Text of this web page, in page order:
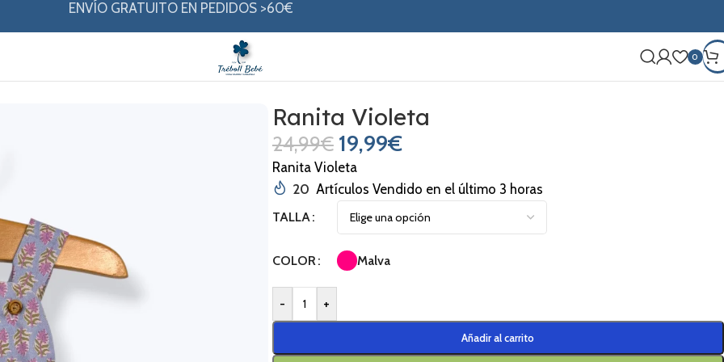
ENVÍO GRATUITO EN PEDIDOS >60€
0
Ranita Violeta
24,99€ 19,99€
Ranita Violeta
20 Artículos Vendido en el último 3 horas
TALLA
COLOR Malva
- +
Añadir al carrito